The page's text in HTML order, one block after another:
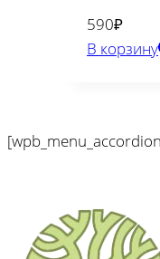
590₽
В корзину